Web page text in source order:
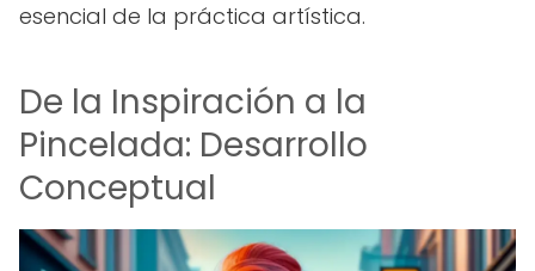
esencial de la práctica artística.
De la Inspiración a la
Pincelada: Desarrollo
Conceptual